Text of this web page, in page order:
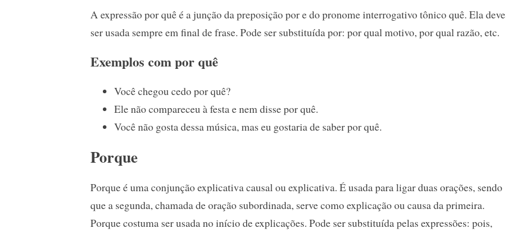
A expressão por quê é a junção da preposição por e do pronome interrogativo tônico quê. Ela deve
ser usada sempre em final de frase. Pode ser substituída por: por qual motivo, por qual razão, etc.
Exemplos com por quê
Você chegou cedo por quê?
Ele não compareceu à festa e nem disse por quê.
Você não gosta dessa música, mas eu gostaria de saber por quê.
Porque
Porque é uma conjunção explicativa causal ou explicativa. É usada para ligar duas orações, sendo
que a segunda, chamada de oração subordinada, serve como explicação ou causa da primeira.
Porque costuma ser usada no início de explicações. Pode ser substituída pelas expressões: pois,